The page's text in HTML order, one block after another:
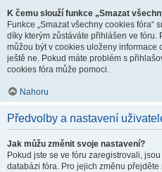
K čemu slouží funkce „Smazat
Funkce „Smazat všechny cookies fóra“
díky kterým zůstáváte přihlášen ve
můžou být v cookies uloženy informace
ještě ne. Pokud máte problém s
cookies fóra může pomoci.
Nahoru
Předvolby a nastavení
Jak můžu změnit svoje nastavení?
Pokud jste se ve fóru zaregistrovali,
databázi fóra. Pro jejich změnu přejděte